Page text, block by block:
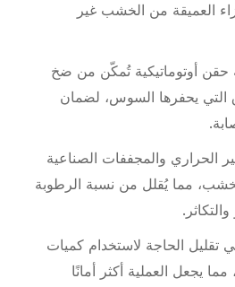
العميقة من الخشب غير
حقن أوتوماتيكية تُمكّن من ضخ
التي يحفرها السوس، لضمان
الحراري والمجففات الصناعية
مما يُقلل من نسبة الرطوبة
تقليل الحاجة لاستخدام كميات
مما يجعل العملية أكثر أمانًا